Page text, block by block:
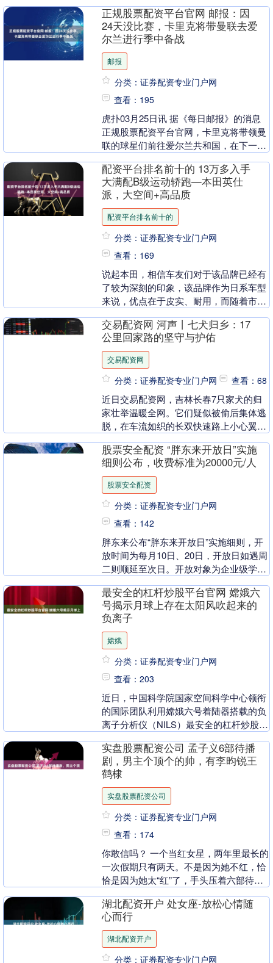
10%。 能源....
正规股票配资平台官网 邮报：因
24天没比赛，卡里克将带曼联去爱
尔兰进行季中备战
邮报
分类：证券配资专业门户网
查看：195
虎扑03月25日讯 据《每日邮报》的消息
正规股票配资平台官网，卡里克将带领曼
联的球星们前往爱尔兰共和国，在下一场
训练营。 ....
配资平台排名前十的 13万多入手
大满配B级运动轿跑—本田英仕
派，大空间+高品质
配资平台排名前十的
分类：证券配资专业门户网
查看：169
说起本田，相信车友们对于该品牌已经有
了较为深刻的印象，该品牌作为日系车型
来说，优点在于皮实、耐用，而随着市场
置，而本期介绍的....
交易配资网 河声丨七犬归乡：17
公里回家路的坚守与护佑
交易配资网
分类：证券配资专业门户网 查看：68
近日交易配资网，吉林长春7只家犬的归
家壮举温暖全网。它们疑似被偷后集体逃
脱，在车流如织的长双快速路上小心翼翼
17公里后全员平....
股票安全配资 “胖东来开放日”实施
细则公布，收费标准为20000元/人
股票安全配资
分类：证券配资专业门户网
查看：142
胖东来公布“胖东来开放日”实施细则，开
放时间为每月10日、20日，开放日如遇周
二则顺延至次日。开放对象为企业级学习
过15人股....
最安全的杠杆炒股平台官网 嫦娥六
号揭示月球上存在太阳风吹起来的
负离子
嫦娥
分类：证券配资专业门户网
查看：203
近日，中国科学院国家空间科学中心领衔
的国际团队利用嫦娥六号着陆器搭载的负
离子分析仪（NILS）最安全的杠杆炒股平
风与月表相互....
实盘股票配资公司 孟子义6部待播
剧，男主个顶个的帅，有李昀锐王
鹤棣
实盘股票配资公司
分类：证券配资专业门户网
查看：174
你敢信吗？ 一个当红女星，两年里最长的
一次假期只有两天。不是因为她不红，恰
恰是因为她太“红”了，手头压着六部待播
是顶流或潜力....
湖北配资开户 处女座-放松心情随
心而行
湖北配资开户
分类：证券配资专业门户网